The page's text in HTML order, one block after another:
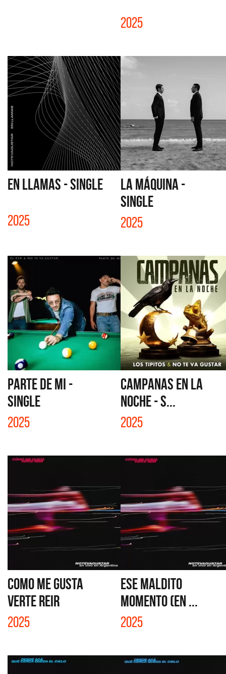
2025
EN LLAMAS - SINGLE
2025
LA MÁQUINA -
SINGLE
2025
PARTE DE MI -
SINGLE
2025
CAMPANAS EN LA
NOCHE - S...
2025
COMO ME GUSTA
VERTE REIR
2025
ESE MALDITO
MOMENTO (EN ...
2025